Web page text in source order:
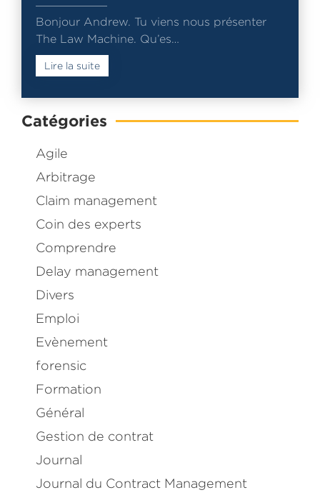
Bonjour Andrew. Tu viens nous présenter
The Law Machine. Qu’es…
Lire la suite
Catégories
Agile
Arbitrage
Claim management
Coin des experts
Comprendre
Delay management
Divers
Emploi
Evènement
forensic
Formation
Général
Gestion de contrat
Journal
Journal du Contract Management